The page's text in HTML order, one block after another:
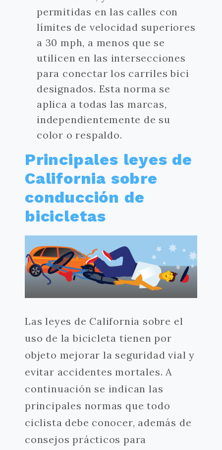
permitidas en las calles con
límites de velocidad superiores
a 30 mph, a menos que se
utilicen en las intersecciones
para conectar los carriles bici
designados. Esta norma se
aplica a todas las marcas,
independientemente de su
color o respaldo.
Principales leyes de
California sobre
conducción de
bicicletas
Las leyes de California sobre el
uso de la bicicleta tienen por
objeto mejorar la seguridad vial y
evitar accidentes mortales. A
continuación se indican las
principales normas que todo
ciclista debe conocer, además de
consejos prácticos para